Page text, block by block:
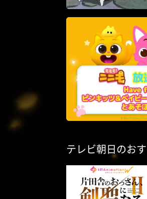
テレビ朝日のお